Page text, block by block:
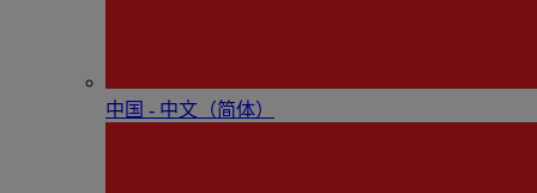
中国 - 中⽂（简体）